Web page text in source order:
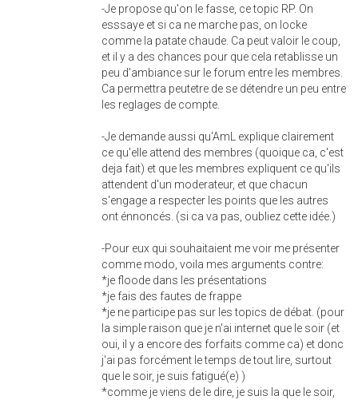
-Je propose qu'on le fasse, ce topic RP. On
esssaye et si ca ne marche pas, on locke
comme la patate chaude. Ca peut valoir le coup,
et il y a des chances pour que cela retablisse un
peu d'ambiance sur le forum entre les membres.
Ca permettra peutetre de se détendre un peu entre
les reglages de compte.
-Je demande aussi qu'AmL explique clairement
ce qu'elle attend des membres (quoique ca, c'est
deja fait) et que les membres expliquent ce qu'ils
attendent d'un moderateur, et que chacun
s'engage a respecter les points que les autres
ont énnoncés. (si ca va pas, oubliez cette idée.)
-Pour eux qui souhaitaient me voir me présenter
comme modo, voila mes arguments contre:
*je floode dans les présentations
*je fais des fautes de frappe
*je ne participe pas sur les topics de débat. (pour
la simple raison que je n'ai internet que le soir (et
oui, il y a encore des forfaits comme ca) et donc
j'ai pas forcément le temps de tout lire, surtout
que le soir, je suis fatigué(e) )
*comme je viens de le dire, je suis la que le soir,